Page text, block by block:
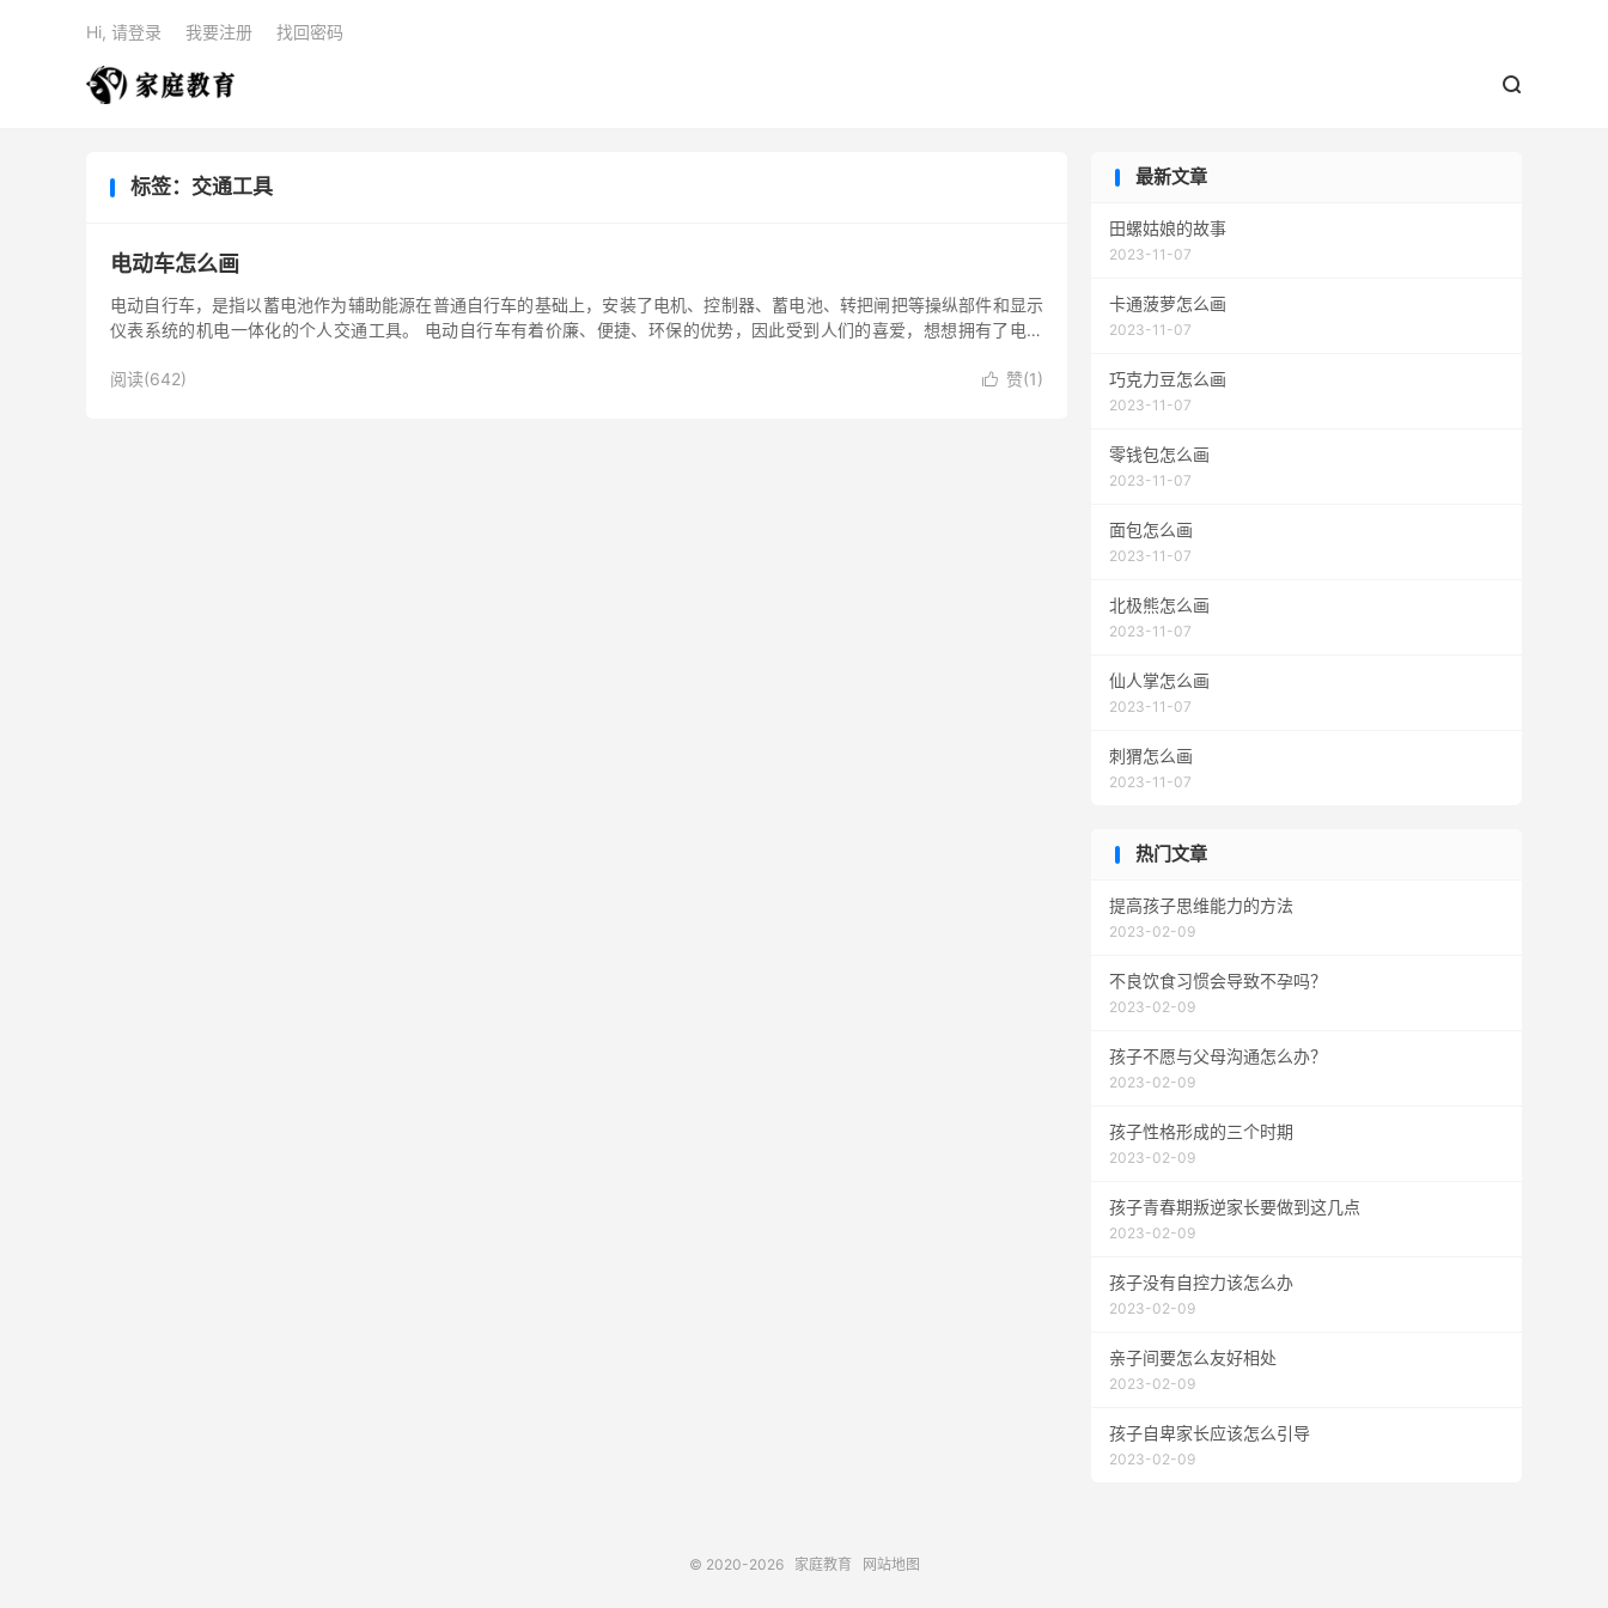

Hi, 请登录 我要注册 找回密码
标签：交通工具
电动车怎么画
电动自行车，是指以蓄电池作为辅助能源在普通自行车的基础上，安装了电机、控制器、蓄电池、转把闸把等操纵部件和显示
仪表系统的机电一体化的个人交通工具。 电动自行车有着价廉、便捷、环保的优势，因此受到人们的喜爱，想想拥有了电动
 赞(1)
阅读(642)
最新文章
田螺姑娘的故事
2023-11-07
卡通菠萝怎么画
2023-11-07
巧克力豆怎么画
2023-11-07
零钱包怎么画
2023-11-07
面包怎么画
2023-11-07
北极熊怎么画
2023-11-07
仙人掌怎么画
2023-11-07
刺猬怎么画
2023-11-07
热门文章
提高孩子思维能力的方法
2023-02-09
不良饮食习惯会导致不孕吗？
2023-02-09
孩子不愿与父母沟通怎么办？
2023-02-09
孩子性格形成的三个时期
2023-02-09
孩子青春期叛逆家长要做到这几点
2023-02-09
孩子没有自控力该怎么办
2023-02-09
亲子间要怎么友好相处
2023-02-09
孩子自卑家长应该怎么引导
2023-02-09
© 2020-2026 家庭教育 网站地图